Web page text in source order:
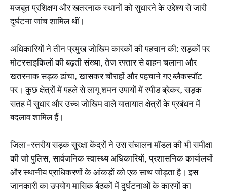
मजबूत प्रशिक्षण और खतरनाक स्थानों को सुधारने के उद्देश्य से जारी
दुर्घटना जांच शामिल थीं।
अधिकारियों ने तीन प्रमुख जोखिम कारकों की पहचान की: सड़कों पर
मोटरसाइकिलों की बढ़ती संख्या, तेज रफ्तार से वाहन चलाना और
खतरनाक सड़क ढांचा, खासकर चौराहों और पहचाने गए ब्लैकस्पॉट
पर। कुछ क्षेत्रों में पहले से लागू शमन उपायों में स्पीड ब्रेकर, सड़क
सतह में सुधार और उच्च जोखिम वाले यातायात क्षेत्रों के प्रबंधन में
बदलाव शामिल हैं।
जिला-स्तरीय सड़क सुरक्षा केंद्रों ने उस संचालन मॉडल की भी समीक्षा
की जो पुलिस, सार्वजनिक स्वास्थ्य अधिकारियों, प्रशासनिक कार्यालयों
और स्थानीय प्राधिकरणों के आंकड़ों को एक साथ जोड़ता है। इस
जानकारी का उपयोग मासिक बैठकों में दुर्घटनाओं के कारणों का